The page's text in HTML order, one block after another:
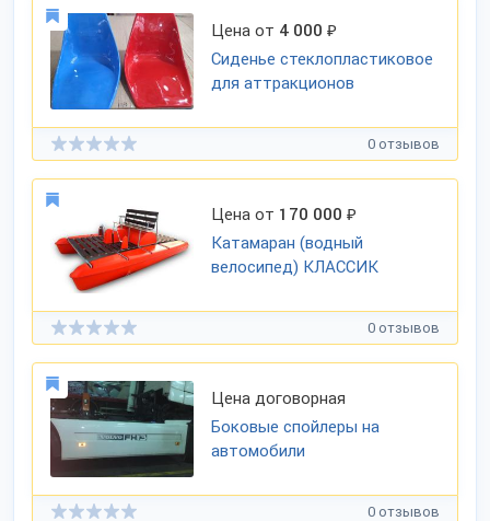
Цена от 4 000 ₽
Сиденье стеклопластиковое
для аттракционов
0 отзывов
Цена от 170 000 ₽
Катамаран (водный
велосипед) КЛАССИК
0 отзывов
Цена договорная
Боковые спойлеры на
автомобили
0 отзывов